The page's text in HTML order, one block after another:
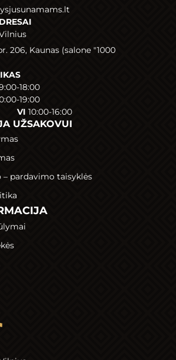
206, Kaunas (salone "1000
18:00
19:00
VI 10:00-16:00
UŽSAKOVUI
pardavimo taisyklės